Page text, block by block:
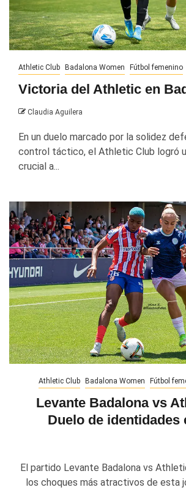
Athletic Club Badalona Women Fútbol femenino
Victoria del Athletic en
Claudia Aguilera
En un duelo marcado por la solidez
control táctico, el Athletic Club logró
crucial a...
Athletic Club Badalona Women Fútbol
Levante Badalona vs
Duelo de identidades
El partido Levante Badalona vs
los choques más atractivos de esta